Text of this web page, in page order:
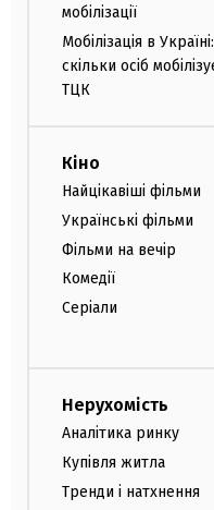
мобілізації
Мобілізація в Україні:
скільки осіб
ТЦК
Кіно
Найцікавіші фільми
Українські фільми
Фільми на вечір
Комедії
Серіали
Нерухомість
Аналітика ринку
Купівля житла
Тренди і натхнення